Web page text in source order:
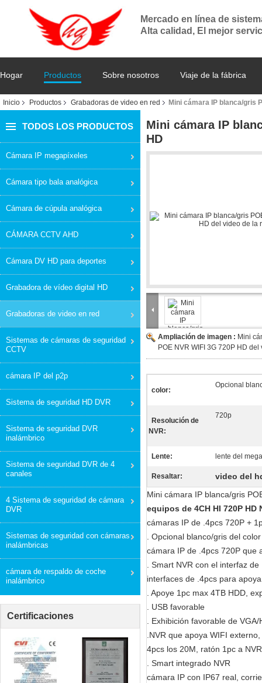
Mercado en línea de
Alta calidad, El mejor
Hogar Productos Sobre nosotros Viaje de la fábrica
Inicio Productos Grabadoras de video en red Mini cámara IP blanca/gris
TODOS LOS PRODUCTOS
Cámara IP megapíxeles
Cámara tipo bala analógica
Cámara de cúpula analógica
CÁMARA CCTV AHD
Cámara DV HD para deportes
Grabadora de vídeo digital HD
Grabadoras de video en red
Sistemas de cámaras de seguridad
CCTV
cámara IP del p2p
Sistema de seguridad HD DVR
Sistema de seguridad DVR
inalámbrico
Sistema de seguridad DVR de 4
canales
4 Sistema de seguridad de cámara
DVR
Sistemas de seguridad con cámaras
inalámbricas
cámara de respaldo de coche
inalámbrico
Certificaciones
Mini cámara IP
HD
Ampliación de imagen : Mini
POE NVR WIFI 3G 720P HD
color:
Opcional
Resolución de
NVR:
720p
Lente: lente del
Resaltar:
video del
Mini cámara IP blanca/gris
equipos de 4CH HI 720P HD
cámaras IP de .4pcs 720P +
. Opcional blanco/gris del color
cámara IP de .4pcs 720P que
. Smart NVR con el interfaz
interfaces de .4pcs para
. Apoye 1pc max 4TB HDD,
. USB favorable
. Exhibición favorable de
.NVR que apoya WIFI
4pcs los 20M, ratón 1pc a NVR
. Smart integrado NVR
cámara IP con IP67 real,